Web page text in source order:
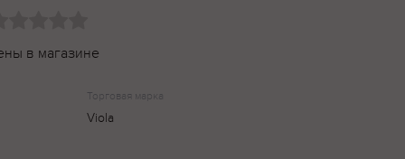
в магазине
Торговая марка
Viola